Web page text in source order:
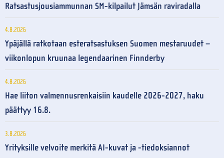
Ratsastusjousiammunnan SM-kilpailut Jämsän raviradalla
4.8.2026
Ypäjällä ratkotaan esteratsastuksen Suomen mestaruudet –
viikonlopun kruunaa legendaarinen Finnderby
4.8.2026
Hae liiton valmennusrenkaisiin kaudelle 2026-2027, haku
päättyy 16.8.
3.8.2026
Yrityksille velvoite merkitä AI-kuvat ja -tiedoksiannot